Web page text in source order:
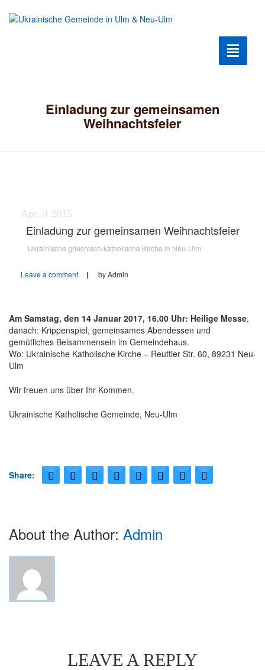
Toggle
Humanitäre Hilfe
Geschichte der Gemeinde
Kirche
Ukrainische griechisch-katholische Kirche in Neu-Ulm
Einladung zur gemeinsamen
Weihnachtsfeier
Apr. 4 2015
Einladung zur gemeinsamen Weihnachtsfeier
Ukrainische griechisch-katholische Kirche in Neu-Ulm
Leave a comment by Admin
Am Samstag, den 14 Januar 2017, 16.00 Uhr: Heilige Messe,
danach: Krippenspiel, gemeinsames Abendessen und
gemütliches Beisammensein im Gemeindehaus.
Wo: Ukrainische Katholische Kirche – Reuttier Str. 60, 89231 Neu-
Ulm
Wir freuen uns über Ihr Kommen.
Ukrainische Katholische Gemeinde, Neu-Ulm
Share:
About the Author: Admin
LEAVE A REPLY